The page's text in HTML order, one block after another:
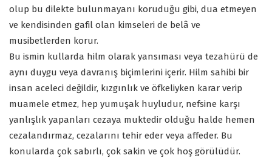
olup bu dilekte bulunmayanı koruduğu gibi, dua etmeyen
ve kendisinden gafil olan kimseleri de belâ ve
musibetlerden korur.
Bu ismin kullarda hilm olarak yansıması veya tezahürü de
aynı duygu veya davranış biçimlerini içerir. Hilm sahibi bir
insan aceleci değildir, kızgınlık ve öfkeliyken karar verip
muamele etmez, hep yumuşak huyludur, nefsine karşı
yanlışlık yapanları cezaya muktedir olduğu halde hemen
cezalandırmaz, cezalarını tehir eder veya affeder. Bu
konularda çok sabırlı, çok sakin ve çok hoş görülüdür.